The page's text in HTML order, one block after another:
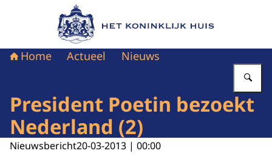
Naar de homepage van Het Koninklijk Huis
Home Actueel Nieuws
President Poetin bezoekt
Nederland (2)
Nieuwsbericht20-03-2013 | 00:00